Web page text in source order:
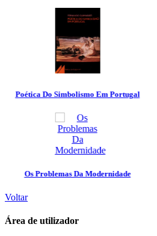
Voltar
Área de utilizador